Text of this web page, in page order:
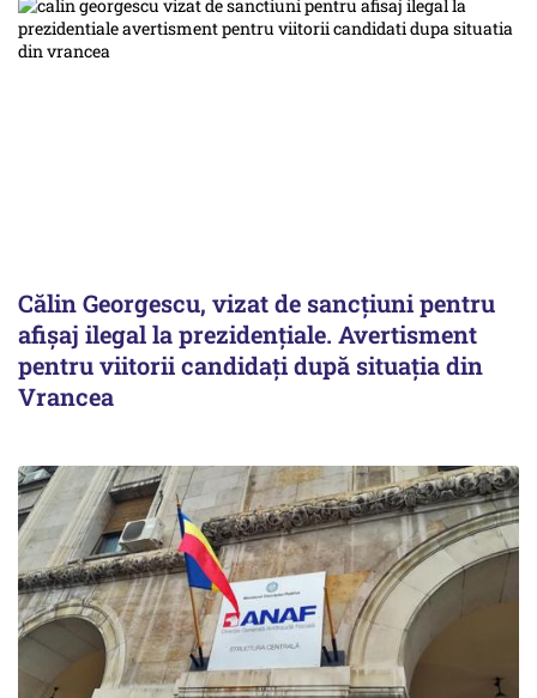
Călin Georgescu, vizat de sancțiuni pentru
afișaj ilegal la prezidențiale. Avertisment
pentru viitorii candidați după situația din
Vrancea